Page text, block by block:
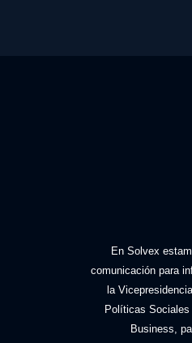
En Solvex
comunicación para
la
Políticas
Business,